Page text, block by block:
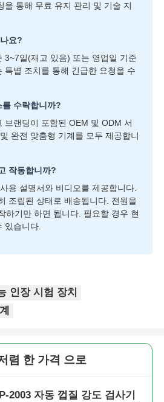
을 통해 무료 유지 관리 및 기술 지
요?
3~7일(재고 있음) 또는 영업일 기준
특별 조치를 통해 긴급한 요청을 수
수락합니까?
브랜딩이 포함된 OEM 및 ODM 서
완전 맞춤형 기계를 모두 제공합니
작동합니까?
용 설명서와 비디오를 제공합니다.
조립된 상태로 배송됩니다. 전원을
하기만 하면 됩니다. 필요할 경우 현
있습니다.
인장 시험 장치
렴 한 가격 으로
2003 자동 껍질 강도 검사기